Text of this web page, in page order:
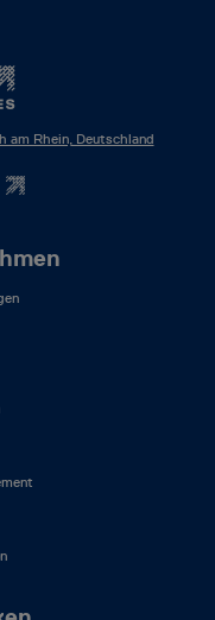
am Rhein, Deutschland